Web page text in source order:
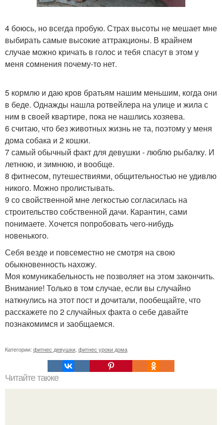
4 боюсь, но всегда пробую. Страх высоты не мешает мне
выбирать самые высокие аттракционы. В крайнем
случае можно кричать в голос и тебя спасут в этом у
меня сомнения почему-то нет.
5 кормлю и даю кров братьям нашим меньшим, когда они
в беде. Однажды нашла ротвейлера на улице и жила с
ним в своей квартире, пока не нашлись хозяева.
6 считаю, что без животных жизнь не та, поэтому у меня
дома собака и 2 кошки.
7 самый обычный факт для девушки - люблю рыбалку. И
летнюю, и зимнюю, и вообще.
8 фитнесом, путешествиями, общительностью не удивлю
никого. Можно пролистывать.
9 со свойственной мне легкостью согласилась на
строительство собственной дачи. Карантин, сами
понимаете. Хочется попробовать чего-нибудь
новенького.
Себя везде и повсеместно не смотря на свою
обыкновенность нахожу.
Моя комуникабельность не позволяет на этом закончить.
Внимание! Только в том случае, если вы случайно
наткнулись на этот пост и дочитали, пообещайте, что
расскажете по 2 случайных факта о себе давайте
познакомимся и заобщаемся.
Категории: фитнес девушки фитнес уроки дома
Читайте также